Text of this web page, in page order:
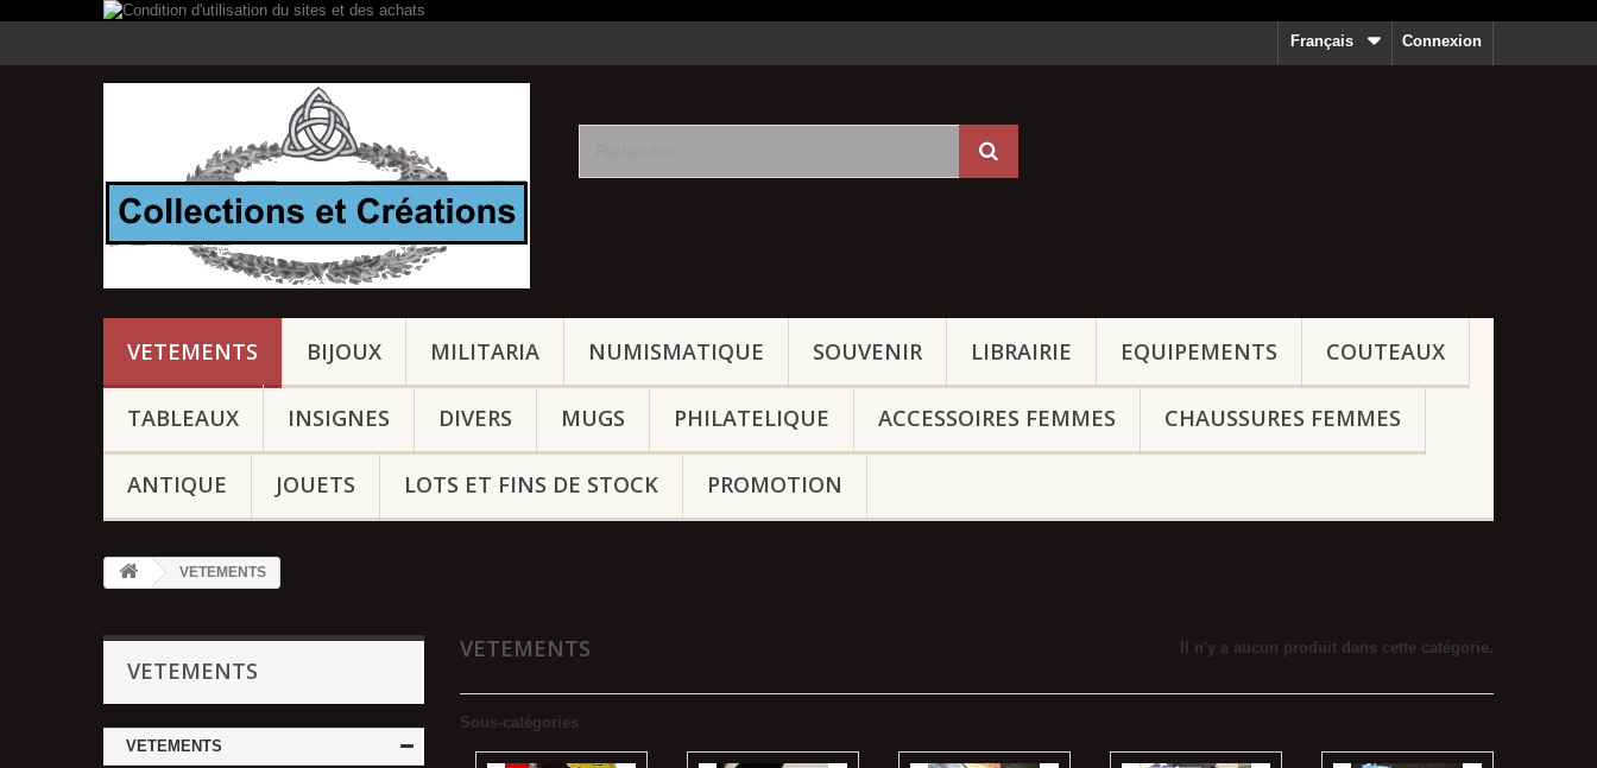
Connexion
Français
VETEMENTS BIJOUX MILITARIA NUMISMATIQUE SOUVENIR LIBRAIRIE EQUIPEMENTS COUTEAUX
TABLEAUX INSIGNES DIVERS MUGS PHILATELIQUE ACCESSOIRES FEMMES CHAUSSURES FEMMES
ANTIQUE JOUETS LOTS ET FINS DE STOCK PROMOTION
VETEMENTS
VETEMENTS
VETEMENTS
VETEMENTS Il n'y a aucun produit dans cette catégorie.
Sous-catégories